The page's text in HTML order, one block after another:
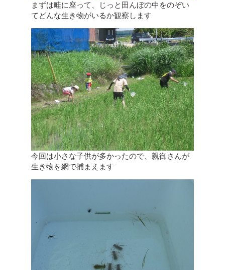
まずは畦に座って、じっと田んぼの中をのぞい
てどんな生き物がいるか観察します
今回は小さな子供が多かったので、親御さんが
生き物を網で捕まえます